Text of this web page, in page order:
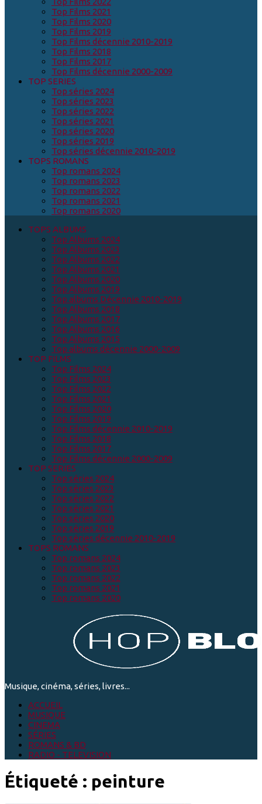
Top Films 2021
Top Films 2020
Top Films 2019
Top Films décennie 2010-2019
Top Films 2018
Top Films 2017
Top Films décennie 2000-2009
TOP SERIES
Top séries 2024
Top séries 2023
Top séries 2022
Top séries 2021
Top séries 2020
Top séries 2019
Top séries décennie 2010-2019
TOPS ROMANS
Top romans 2024
Top romans 2023
Top romans 2022
Top romans 2021
Top romans 2020
TOPS ALBUMS
Top Albums 2024
Top Albums 2023
Top Albums 2022
Top Albums 2021
Top Albums 2020
Top Albums 2019
Top albums Décennie 2010-2019
Top Albums 2018
Top Albums 2017
Top Albums 2016
Top Albums 2015
Top albums décennie 2000-2009
TOP FILMS
Top Films 2024
Top Films 2023
Top Films 2022
Top Films 2021
Top Films 2020
Top Films 2019
Top Films décennie 2010-2019
Top Films 2018
Top Films 2017
Top Films décennie 2000-2009
TOP SERIES
Top séries 2024
Top séries 2023
Top séries 2022
Top séries 2021
Top séries 2020
Top séries 2019
Top séries décennie 2010-2019
TOPS ROMANS
Top romans 2024
Top romans 2023
Top romans 2022
Top romans 2021
Top romans 2020
Musique, cinéma, séries, livres...
ACCUEIL
MUSIQUE
CINEMA
SÉRIES
ROMANS & BD
RADIO - TELEVISION
Étiqueté : peinture